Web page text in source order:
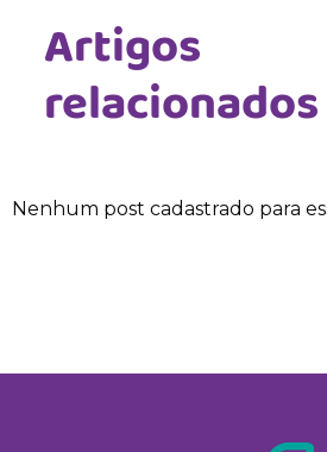
Artigos
relacionados
Nenhum post cadastrado para